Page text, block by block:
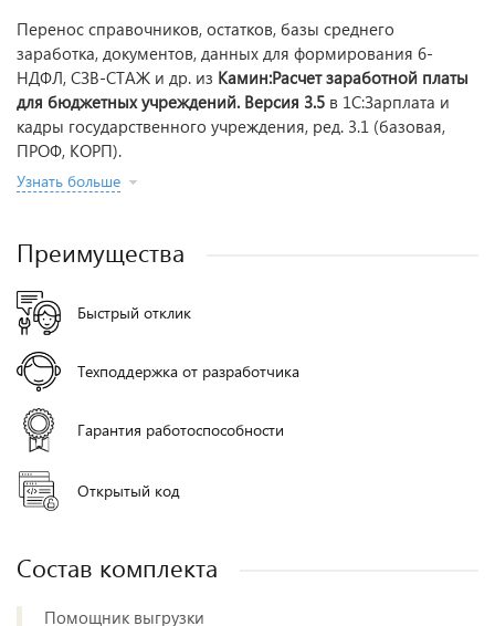
Перенос справочников, остатков, базы среднего
заработка, документов, данных для формирования 6-
НДФЛ, СЗВ-СТАЖ и др. из Камин:Расчет заработной платы
для бюджетных учреждений. Версия 3.5 в 1С:Зарплата и
кадры государственного учреждения, ред. 3.1 (базовая,
ПРОФ, КОРП).
Узнать больше
Преимущества
Быстрый отклик
Техподдержка от разработчика
Гарантия работоспособности
Открытый код
Состав комплекта
Помощник выгрузки